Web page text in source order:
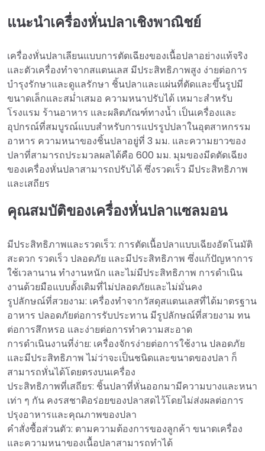
แนะนำเครื่องหั่นปลาเชิงพาณิชย์
เครื่องหั่นปลาเลียนแบบการตัดเฉียงของเนื้อปลาอย่างแท้จริง
และตัวเครื่องทำจากสแตนเลส มีประสิทธิภาพสูง ง่ายต่อการ
บำรุงรักษาและดูแลรักษา ชิ้นปลาและแผ่นที่ตัดและขึ้นรูปมี
ขนาดเล็กและสม่ำเสมอ ความหนาปรับได้ เหมาะสำหรับ
โรงแรม ร้านอาหาร และผลิตภัณฑ์ทางน้ำ เป็นเครื่องและ
อุปกรณ์ที่สมบูรณ์แบบสำหรับการแปรรูปปลาในอุตสาหกรรม
อาหาร ความหนาของชิ้นปลาอยู่ที่ 3 มม. และความยาวของ
ปลาที่สามารถประมวลผลได้คือ 600 มม. มุมของมีดตัดเฉียง
ของเครื่องหั่นปลาสามารถปรับได้ ซึ่งรวดเร็ว มีประสิทธิภาพ
และเสถียร
คุณสมบัติของเครื่องหั่นปลาแซลมอน
มีประสิทธิภาพและรวดเร็ว: การตัดเนื้อปลาแบบเฉียงอัตโนมัติ
สะดวก รวดเร็ว ปลอดภัย และมีประสิทธิภาพ ซึ่งแก้ปัญหาการ
ใช้เวลานาน ทำงานหนัก และไม่มีประสิทธิภาพ การดำเนิน
งานด้วยมือแบบดั้งเดิมที่ไม่ปลอดภัยและไม่มั่นคง
รูปลักษณ์ที่สวยงาม: เครื่องทำจากวัสดุสแตนเลสที่ได้มาตรฐาน
อาหาร ปลอดภัยต่อการรับประทาน มีรูปลักษณ์ที่สวยงาม ทน
ต่อการสึกหรอ และง่ายต่อการทำความสะอาด
การดำเนินงานที่ง่าย: เครื่องจักรง่ายต่อการใช้งาน ปลอดภัย
และมีประสิทธิภาพ ไม่ว่าจะเป็นชนิดและขนาดของปลา ก็
สามารถหั่นได้โดยตรงบนเครื่อง
ประสิทธิภาพที่เสถียร: ชิ้นปลาที่หั่นออกมามีความบางและหนา
เท่า ๆ กัน คงรสชาติอร่อยของปลาสดไว้โดยไม่ส่งผลต่อการ
ปรุงอาหารและคุณภาพของปลา
คำสั่งซื้อส่วนตัว: ตามความต้องการของลูกค้า ขนาดเครื่อง
และความหนาของเนื้อปลาสามารถทำได้